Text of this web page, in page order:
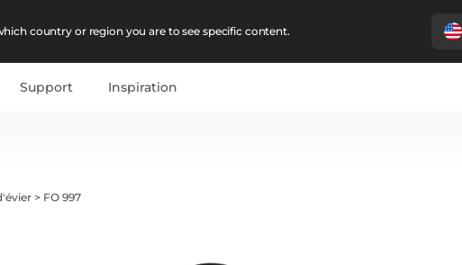
country or region you are to see specific content.
Support Inspiration
> FO 997